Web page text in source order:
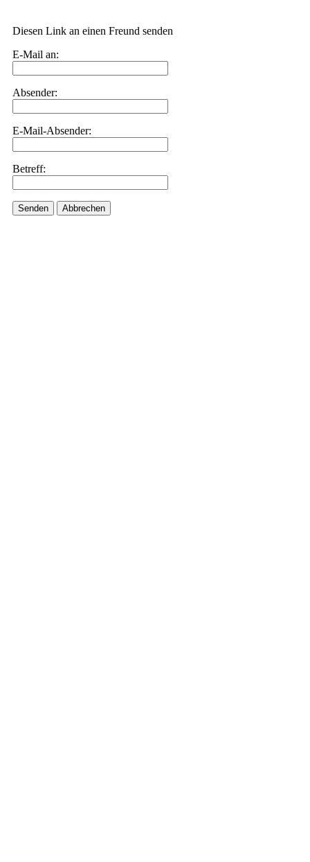
Diesen Link an einen Freund senden
E-Mail an:
Absender:
E-Mail-Absender:
Betreff:
Senden Abbrechen